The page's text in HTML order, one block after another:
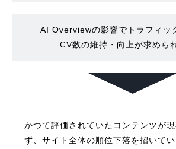
AI Overviewの影響でトラフィッ
CV数の維持・向上が求めら
かつて評価されていたコンテンツが
ず、サイト全体の順位下落を招いてい